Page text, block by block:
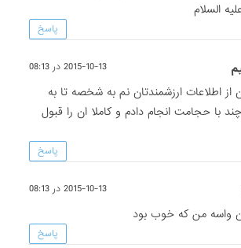
السلام
پاسخ
2015-10-13 در 08:13
از اطلاعات ارزشمندتان نم به شخصه تا به
با حجامت انجام دادم و کاملا ان را قبول
پاسخ
2015-10-13 در 08:13
واسه من که خوب بود
پاسخ